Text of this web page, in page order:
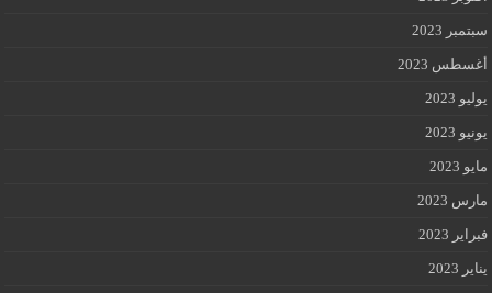
سبتمبر 2023
أغسطس 2023
يوليو 2023
يونيو 2023
مايو 2023
مارس 2023
فبراير 2023
يناير 2023